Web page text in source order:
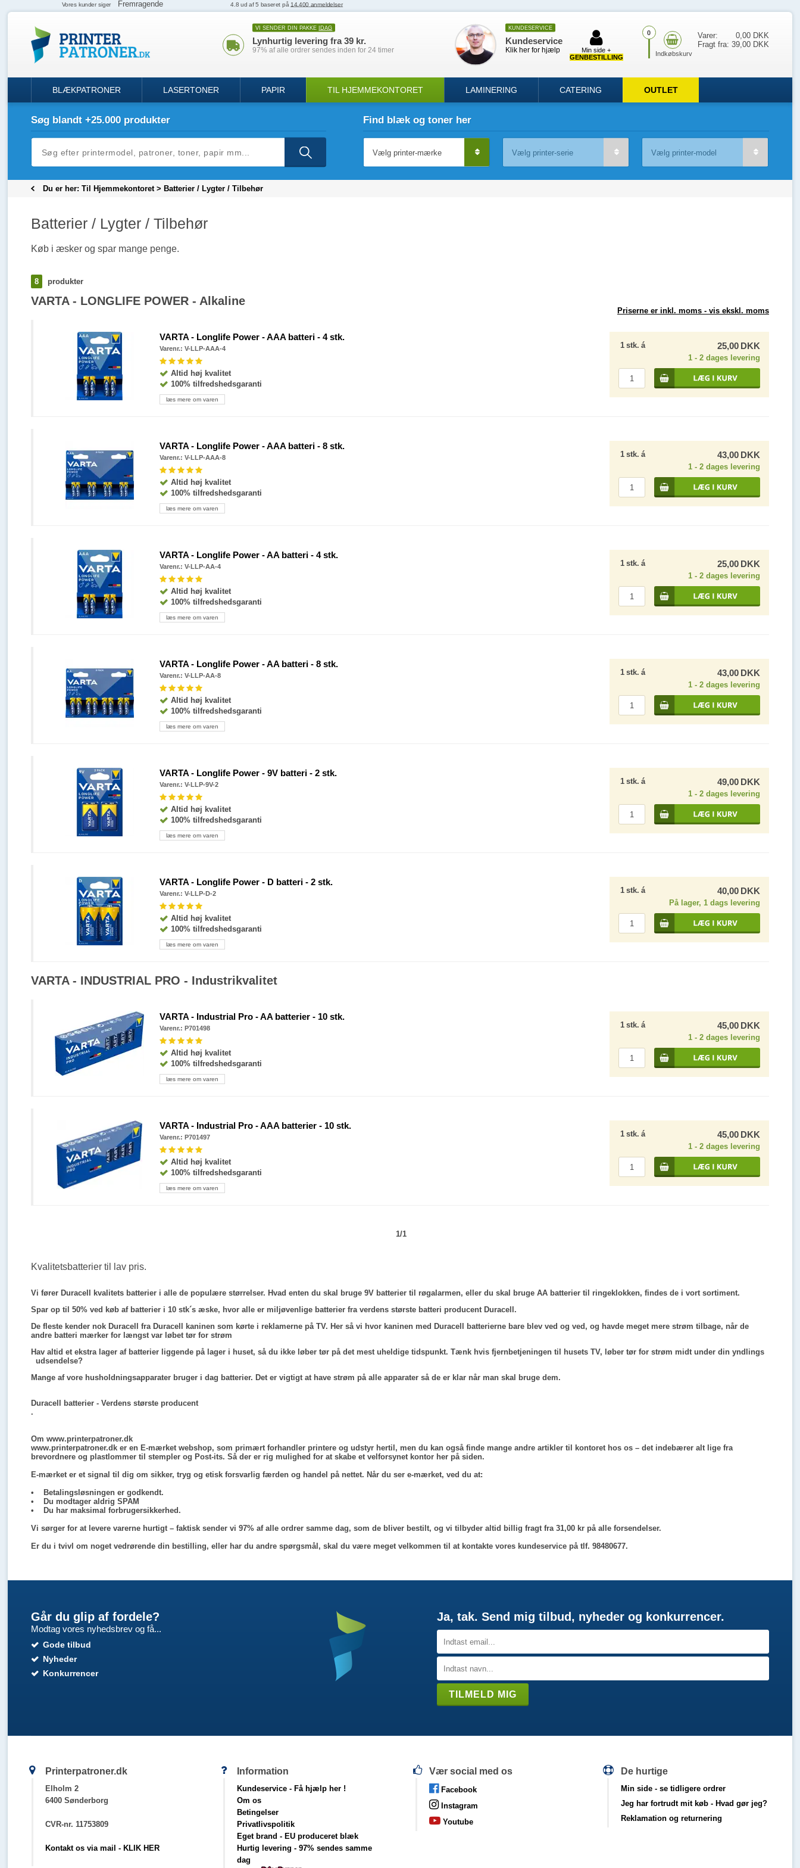
0 Varer:
0,00 DKK
Fragt fra: 39,00 DKK
VI SENDER DIN PAKKE IDAG
Lynhurtig levering fra 39 kr.
97% af alle ordrer sendes inden for 24 timer
KUNDESERVICE
Kundeservice
Klik her for hjælp
Min side +
GENBESTILLING
BLÆKPATRONER LASERTONER PAPIR TIL HJEMMEKONTORET LAMINERING CATERING OUTLET
Søg blandt +25.000 produkter Find blæk og toner her
Du er her: Til Hjemmekontoret> Batterier / Lygter / Tilbehør
Batterier / Lygter / Tilbehør
Køb i æsker og spar mange penge.
8 produkter
Priserne er inkl. moms - vis ekskl. moms
VARTA - LONGLIFE POWER - Alkaline
VARTA - Longlife Power - AAA batteri - 4 stk.
Varenr.: V-LLP-AAA-4
Altid høj kvalitet
100% tilfredshedsgaranti
læs mere om varen
1 stk. á 25,00 DKK
1 - 2 dages levering
VARTA - Longlife Power - AAA batteri - 8 stk.
Varenr.: V-LLP-AAA-8
Altid høj kvalitet
100% tilfredshedsgaranti
læs mere om varen
1 stk. á 43,00 DKK
1 - 2 dages levering
VARTA - Longlife Power - AA batteri - 4 stk.
Varenr.: V-LLP-AA-4
Altid høj kvalitet
100% tilfredshedsgaranti
læs mere om varen
1 stk. á 25,00 DKK
1 - 2 dages levering
VARTA - Longlife Power - AA batteri - 8 stk.
Varenr.: V-LLP-AA-8
Altid høj kvalitet
100% tilfredshedsgaranti
læs mere om varen
1 stk. á 43,00 DKK
1 - 2 dages levering
VARTA - Longlife Power - 9V batteri - 2 stk.
Varenr.: V-LLP-9V-2
Altid høj kvalitet
100% tilfredshedsgaranti
læs mere om varen
1 stk. á 49,00 DKK
1 - 2 dages levering
VARTA - Longlife Power - D batteri - 2 stk.
Varenr.: V-LLP-D-2
Altid høj kvalitet
100% tilfredshedsgaranti
læs mere om varen
1 stk. á 40,00 DKK
På lager, 1 dags levering
VARTA - INDUSTRIAL PRO - Industrikvalitet
VARTA - Industrial Pro - AA batterier - 10 stk.
Varenr.: P701498
Altid høj kvalitet
100% tilfredshedsgaranti
læs mere om varen
1 stk. á 45,00 DKK
1 - 2 dages levering
VARTA - Industrial Pro - AAA batterier - 10 stk.
Varenr.: P701497
Altid høj kvalitet
100% tilfredshedsgaranti
læs mere om varen
1 stk. á 45,00 DKK
1 - 2 dages levering
1/1
Kvalitetsbatterier til lav pris.
Vi fører Duracell kvalitets batterier i alle de populære størrelser. Hvad enten du skal bruge 9V batterier til røgalarmen, eller du skal bruge AA batterier til ringeklokken, findes de i vort sortiment.
Spar op til 50% ved køb af batterier i 10 stk´s æske, hvor alle er miljøvenlige batterier fra verdens største batteri producent Duracell.
De fleste kender nok Duracell fra Duracell kaninen som kørte i reklamerne på TV. Her så vi hvor kaninen med Duracell batterierne bare blev ved og ved, og havde meget mere strøm tilbage, når de
andre batteri mærker for længst var løbet tør for strøm
Hav altid et ekstra lager af batterier liggende på lager i huset, så du ikke løber tør på det mest uheldige tidspunkt. Tænk hvis fjernbetjeningen til husets TV, løber tør for strøm midt under din yndlings
udsendelse?
Mange af vore husholdningsapparater bruger i dag batterier. Det er vigtigt at have strøm på alle apparater så de er klar når man skal bruge dem.
Duracell batterier - Verdens største producent
.
Om www.printerpatroner.dk
www.printerpatroner.dk er en E-mærket webshop, som primært forhandler printere og udstyr hertil, men du kan også finde mange andre artikler til kontoret hos os – det indebærer alt lige fra
brevordnere og plastlommer til stempler og Post-its. Så der er rig mulighed for at skabe et velforsynet kontor her på siden.
E-mærketer et signal til dig om sikker, tryg og etisk forsvarlig færden og handel på nettet. Når du ser e-mærket, ved du at:
• Betalingsløsningen er godkendt.
• Du modtager aldrig SPAM
• Du har maksimal forbrugersikkerhed.
Vi sørger for at levere varerne hurtigt – faktisk sender vi 97% af alle ordrer samme dag, som de bliver bestilt, og vi tilbyder altid billig fragt fra 31,00 kr på alle forsendelser.
Er du i tvivl om noget vedrørende din bestilling, eller har du andre spørgsmål, skal du være meget velkommen til at kontakte vores kundeservice på tlf. 98480677.
Går du glip af fordele?
Modtag vores nyhedsbrev og få...
Gode tilbud
Nyheder
Konkurrencer
Ja, tak. Send mig tilbud, nyheder og konkurrencer.
Printerpatroner.dk
Elholm 2
6400 Sønderborg
CVR-nr. 11753809
Kontakt os via mail - KLIK HER
Information
Kundeservice - Få hjælp her !
Om os
Betingelser
Privatlivspolitik
Eget brand - EU produceret blæk
Hurtig levering - 97% sendes samme
dag
Vær social med os
Facebook
Instagram
Youtube
De hurtige
Min side - se tidligere ordrer
Jeg har fortrudt mit køb - Hvad gør jeg?
Reklamation og returnering